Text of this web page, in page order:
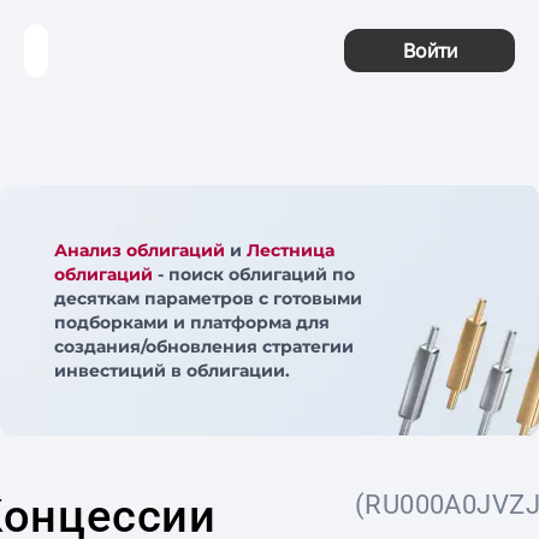
Войти
Анализ облигаций и Лестница
облигаций - поиск облигаций по
десяткам параметров с готовыми
подборками и платформа для
создания/обновления стратегии
инвестиций в облигации.